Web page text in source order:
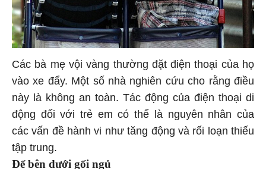
Các bà mẹ vội vàng thường đặt điện thoại của họ
vào xe đẩy. Một số nhà nghiên cứu cho rằng điều
này là không an toàn. Tác động của điện thoại di
động đối với trẻ em có thể là nguyên nhân của
các vấn đề hành vi như tăng động và rối loạn thiếu
tập trung.
Để bên dưới gối ngủ